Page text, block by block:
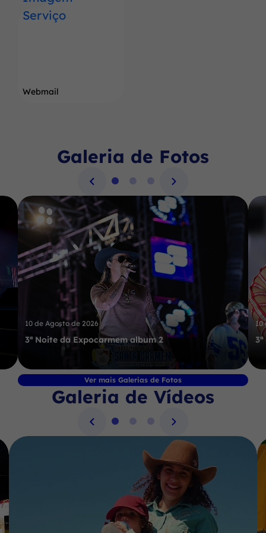
Webmail
Seção Galeria de Fotos
Galeria de Fotos
10 de Agosto de 2026
3ª Noite da Expocarmem album 2
10
Ver mais Galerias de Fotos
Seção Galeria de Vídeos
Galeria de Vídeos